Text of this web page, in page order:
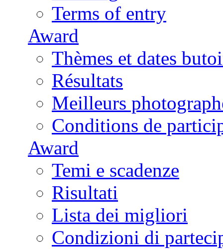
Terms of entry
Award
Thèmes et dates
Résultats
Meilleurs
Conditions de
Award
Temi e scadenze
Risultati
Lista dei migliori
Condizioni di